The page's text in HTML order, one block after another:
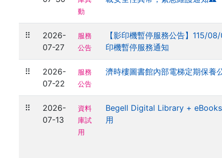
動
⠿
2026-
07-27
服務
公告
【影印機暫停服務公告】115/
印機暫停服務通知
⠿
2026-
07-22
服務
公告
濟時樓圖書館內部電梯定期保養
⠿
2026-
07-13
資料
庫試
用
Begell Digital Library +
用